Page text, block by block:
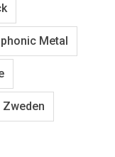
Metal
Zweden